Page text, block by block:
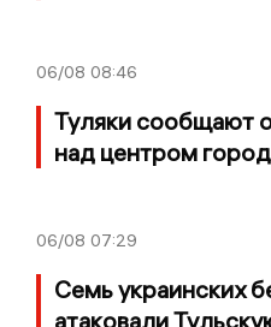
06/08 08:46
Туляки сообщают
над центром
06/08 07:29
Семь украинских
атаковали